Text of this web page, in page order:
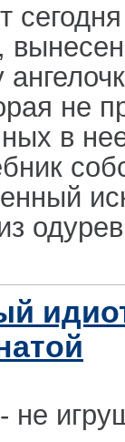
не
в
не